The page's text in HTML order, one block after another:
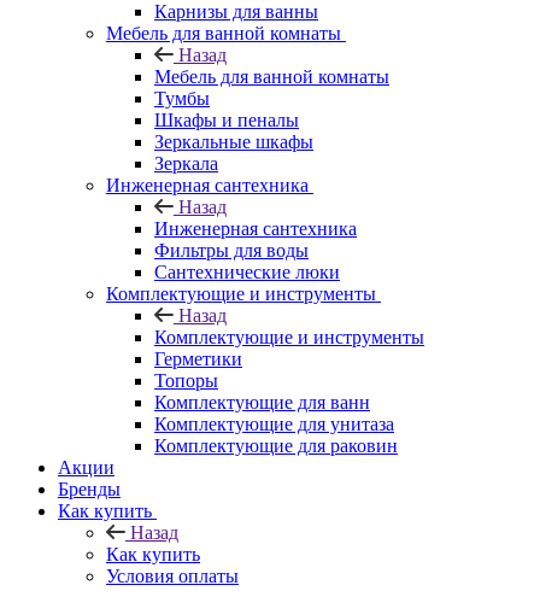
Карнизы для ванны
Мебель для ванной комнаты
Назад
Мебель для ванной комнаты
Тумбы
Шкафы и пеналы
Зеркальные шкафы
Зеркала
Инженерная сантехника
Назад
Инженерная сантехника
Фильтры для воды
Сантехнические люки
Комплектующие и инструменты
Назад
Комплектующие и инструменты
Герметики
Топоры
Комплектующие для ванн
Комплектующие для унитаза
Комплектующие для раковин
Акции
Бренды
Как купить
Назад
Как купить
Условия оплаты